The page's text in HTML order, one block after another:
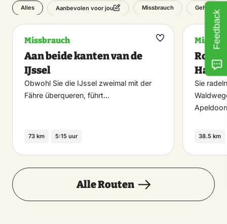
Alles Aanbevolen voor jou Missbrauch Gehen
Missbrauch
Aan beide kanten van de
IJssel
Obwohl Sie die IJssel zweimal mit der
Fähre überqueren, führt…
73 km 5:15 uur
Maak
Hall,
Sie
38.5 km
Alle Routen
Feedback